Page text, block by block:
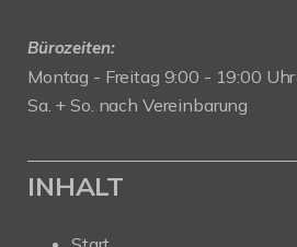
Bürozeiten:
Montag - Freitag 9:00 - 19:00 Uhr
Sa. + So. nach Vereinbarung
INHALT